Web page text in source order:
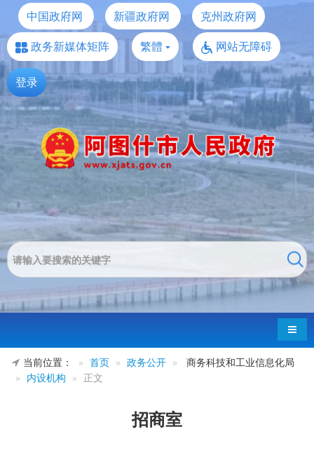
中国政府网 新疆政府网
克州政府网
政务新媒体矩阵
繁體 网站无障碍
登录
导航
当前位置： 首页 政务公开
商务科技和工业信息化局
内设机构
正文
招商室